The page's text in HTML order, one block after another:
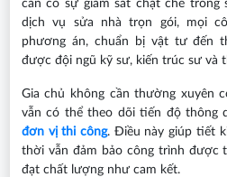
cần có sự giám sát chặt chẽ trong
dịch vụ sửa nhà trọn gói, mọi
phương án, chuẩn bị vật tư đến
được đội ngũ kỹ sư, kiến trúc sư và
Gia chủ không cần thường xuyên
vẫn có thể theo dõi tiến độ thông
đơn vị thi công. Điều này giúp tiết
thời vẫn đảm bảo công trình được
đạt chất lượng như cam kết.